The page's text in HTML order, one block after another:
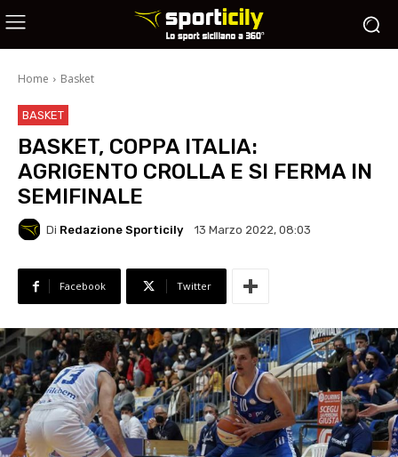
Home Basket
BASKET
BASKET, COPPA ITALIA:
AGRIGENTO CROLLA E SI FERMA IN
SEMIFINALE
Di Redazione Sporticily 13 Marzo 2022, 08:03
Facebook Twitter